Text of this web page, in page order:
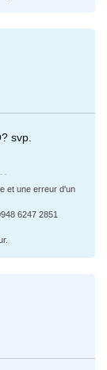
svp.
et une erreur d'un
6247 2851